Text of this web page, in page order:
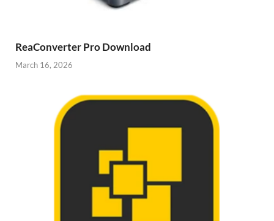
ReaConverter Pro Download
March 16, 2026